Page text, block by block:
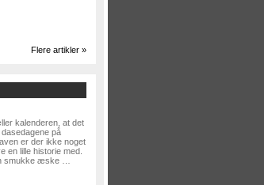
Flere artikler »
kalenderen, at det
på
er der ikke noget
en lille historie med.
smukke æske …